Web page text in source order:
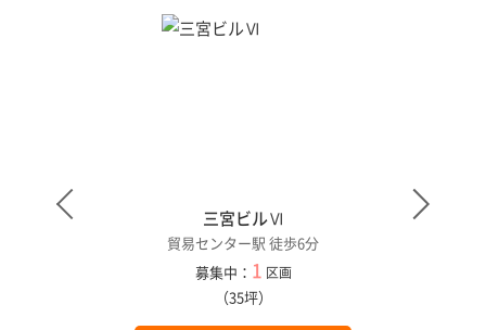
三宮ビルⅥ
貿易センター駅 徒歩6分
募集中： 1 区画
（35坪）